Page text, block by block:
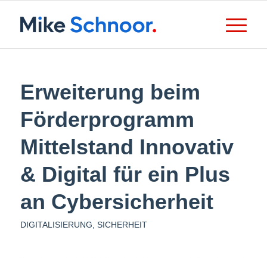
Erweiterung beim
Förderprogramm
Mittelstand Innovativ
& Digital für ein Plus
an Cybersicherheit
DIGITALISIERUNG SICHERHEIT